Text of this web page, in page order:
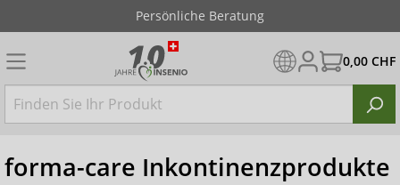
Persönliche Beratung
0,00 CHF
forma-care Inkontinenzprodukte